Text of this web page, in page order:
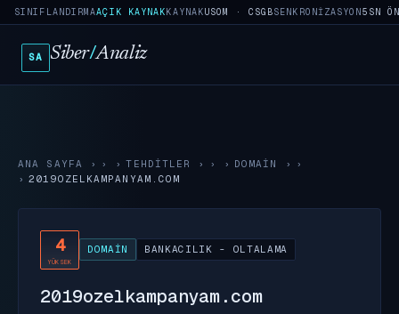
SINIFLANDIRMAAÇIK KAYNAKKAYNAKUSOM · CSGBSENKRONIZASYON5SN
SA Siber/Analiz
ANA SAYFA › TEHDITLER › DOMAIN
›
2019OZELKAMPANYAM.COM
4
YÜKSEK
DOMAIN BANKACILIK - OLTALAMA
2019ozelkampanyam.com